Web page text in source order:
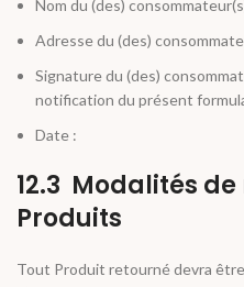
Nom du (des)
Adresse du (des)
Signature du (des)
notification du présent
Date :
12.3 Modalités
Produits
Tout Produit retourné devra